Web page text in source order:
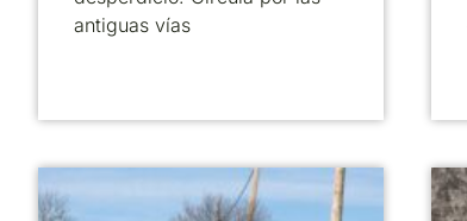
antiguas vías